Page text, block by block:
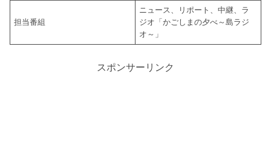
担当番組
ニュース、リポート、中継、ラ
ジオ「かごしまの夕べ～島ラジ
オ～」
スポンサーリンク